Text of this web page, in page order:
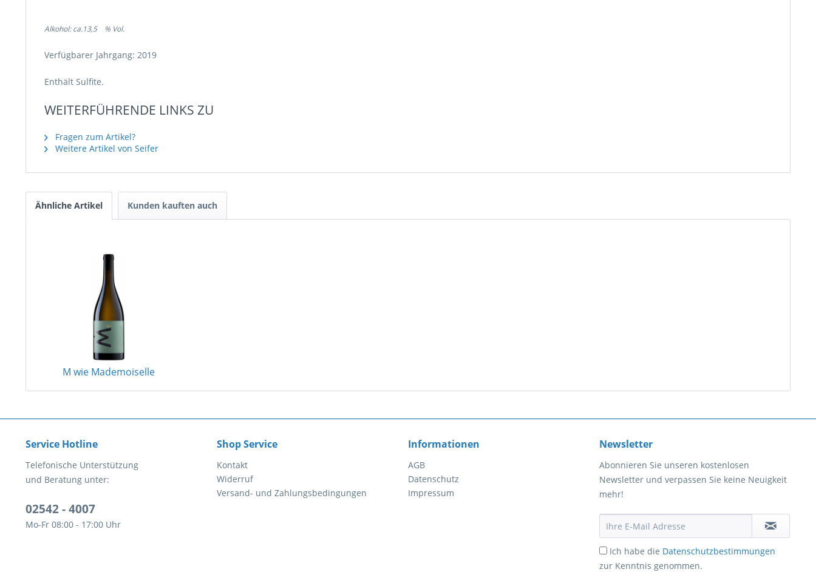
Alkohol: ca.13,5 % Vol.
Verfügbarer Jahrgang: 2019
Enthält Sulfite.
WEITERFÜHRENDE LINKS ZU
Fragen zum Artikel?
Weitere Artikel von Seifer
Ähnliche Artikel Kunden kauften auch
M wie Mademoiselle
Service Hotline
Telefonische Unterstützung
und Beratung unter:
02542 - 4007
Mo-Fr 08:00 - 17:00 Uhr
Shop Service
Kontakt
Widerruf
Versand- und Zahlungsbedingungen
Informationen
AGB
Datenschutz
Impressum
Newsletter
Abonnieren Sie unseren kostenlosen
Newsletter und verpassen Sie keine Neuigkeit
mehr!
Ich habe die Datenschutzbestimmungen
zur Kenntnis genommen.